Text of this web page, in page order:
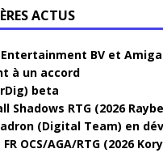
ACTUS
BV et
à un accord
beta
Shadows RTG (2026
(Digital Team) en
OCS/AGA/RTG (2026